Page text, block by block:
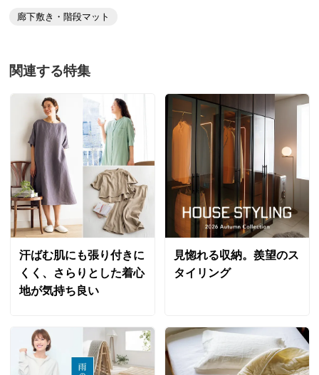
サイズ 奥行250～280cm
価格 ¥15,800税込 ¥14,364 税抜
送料・送料種
別
基本配送料：¥
※お届け先が同じであれば複数個ご購入いただいても¥880です。
商品番号 900-LE13-32
サイズ 奥行300～330cm
価格 ¥18,400
※お届け先が同じであれば複数個ご購入いただいても¥880です。
色は上品で落ち着いたローズでした。入り口側から見て
ようですが、私は気に入りました。
2023/10/26
奥行160～170cm ベージュケイ
宮城県
ジャストサイズがなかなか見つけられなかったので、
10センチ単位で対応してくれる商品はとてもよかった
です。
写真と実際の色味が少し違って見えましたが、問題ない
程度です。品質もよく、ジャストサイズに満足してま
す。
廊下敷き・階段マット
関連する特集
汗ばむ肌にも張り付きに
くく、さらりとした着心
地が気持ち良い
見惚れる収納。羨望のス
タイリング